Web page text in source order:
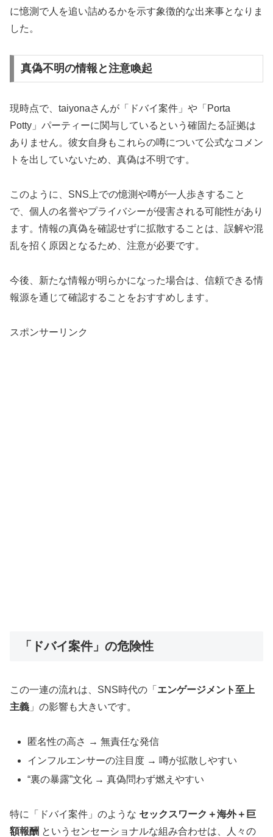
に憶測で人を追い詰めるかを示す象徴的な出来事となりま
した。
真偽不明の情報と注意喚起
現時点で、taiyonaさんが「ドバイ案件」や「Porta
Potty」パーティーに関与しているという確固たる証拠は
ありません。​彼女自身もこれらの噂について公式なコメン
トを出していないため、真偽は不明です。​
このように、SNS上での憶測や噂が一人歩きすること
で、個人の名誉やプライバシーが侵害される可能性があり
ます。​情報の真偽を確認せずに拡散することは、誤解や混
乱を招く原因となるため、注意が必要です。​
今後、新たな情報が明らかになった場合は、信頼できる情
報源を通じて確認することをおすすめします。
スポンサーリンク
「ドバイ案件」の危険性
この一連の流れは、SNS時代の「 エンゲージメント至上
主義 」の影響も大きいです。
匿名性の高さ → 無責任な発信
インフルエンサーの注目度 → 噂が拡散しやすい
“裏の暴露”文化 → 真偽問わず燃えやすい
特に「ドバイ案件」のような セックスワーク＋海外＋巨
額報酬 というセンセーショナルな組み合わせは、人々の